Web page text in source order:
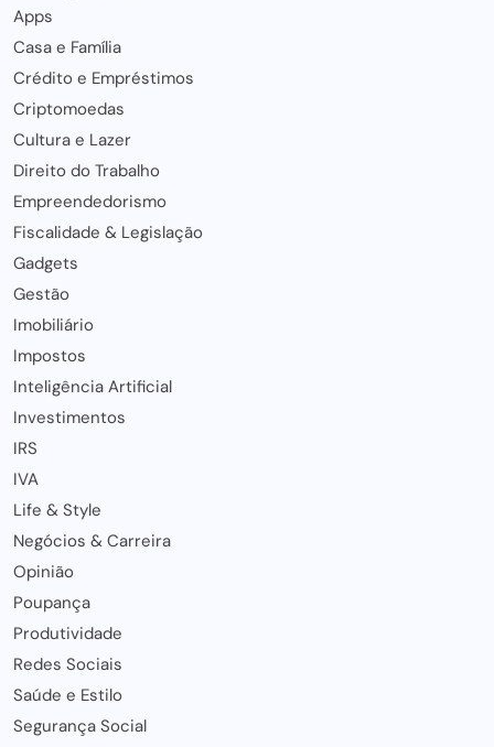
Apps
Casa e Família
Crédito e Empréstimos
Criptomoedas
Cultura e Lazer
Direito do Trabalho
Empreendedorismo
Fiscalidade & Legislação
Gadgets
Gestão
Imobiliário
Impostos
Inteligência Artificial
Investimentos
IRS
IVA
Life & Style
Negócios & Carreira
Opinião
Poupança
Produtividade
Redes Sociais
Saúde e Estilo
Segurança Social